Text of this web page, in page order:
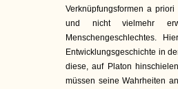
Verknüpfungsformen a
und nicht vielmehr
Menschengeschlechtes.
Entwicklungsgeschichte in
diese, auf Platon
müssen seine Wahrheiten